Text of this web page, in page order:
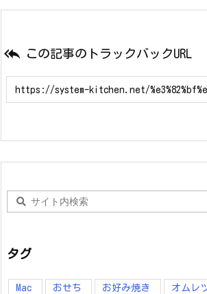
 この記事のトラックバックURL
タグ
Mac おせち お好み焼き オムレ